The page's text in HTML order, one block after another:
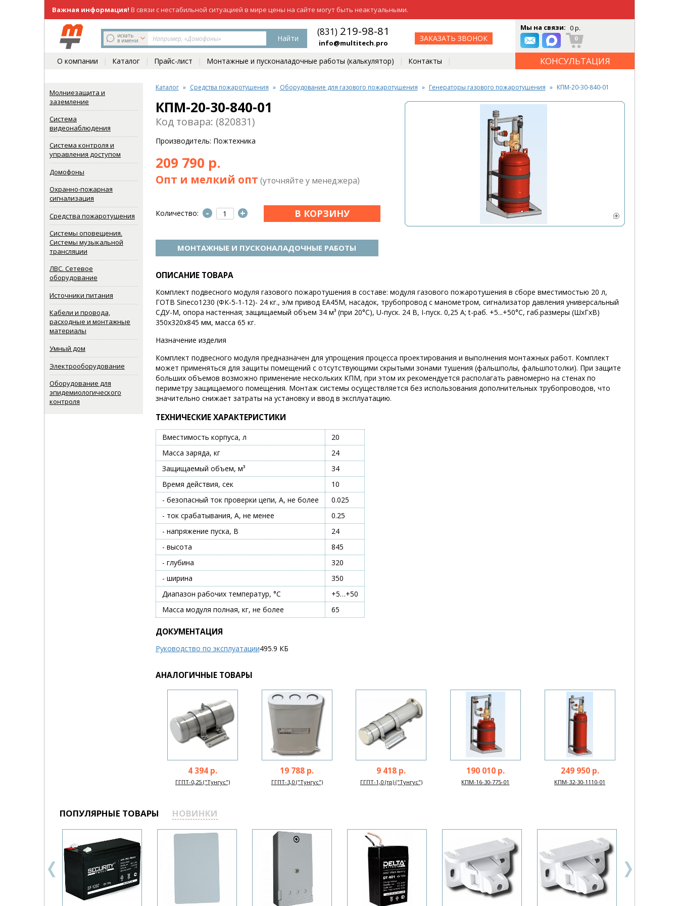
Важная информация! В связи с нестабильной ситуацией в мире цены на сайте могут быть неактуальными.
(831)219-98-81
искать
в имени Найти
(831) 219-98-81
info@multitech.pro
ЗАКАЗАТЬ ЗВОНОК
Мы на связи: 0 р.
0
О компании Каталог Прайс-лист Монтажные и пусконаладочные работы (калькулятор) Контакты
КОНСУЛЬТАЦИЯ
Молниезащита и
заземление
Система
видеонаблюдения
Система контроля и
управления доступом
Домофоны
Охранно-пожарная
сигнализация
Средства пожаротушения
Системы оповещения.
Системы музыкальной
трансляции
ЛВС. Сетевое
оборудование
Источники питания
Кабели и провода,
расходные и монтажные
материалы
Умный дом
Электрооборудование
Оборудование для
эпидемиологического
контроля
Каталог Средства пожаротушения Оборудование для газового пожаротушения Генераторы газового пожаротушения КПМ-20-30-840-01
КПМ-20-30-840-01
Код товара: (820831)
Производитель: Пожтехника
209 790 р.
Опт и мелкий опт (уточняйте у менеджера)
Количество: - +
МОНТАЖНЫЕ И ПУСКОНАЛАДОЧНЫЕ РАБОТЫ
ОПИСАНИЕ ТОВАРА
Комплект подвесного модуля газового пожаротушения в составе: модуля газового пожаротушения в сборе вместимостью 20 л,
ГОТВ Sineco1230 (ФК-5-1-12)- 24 кг., э/м привод EA45М, насадок, трубопровод с манометром, сигнализатор давления универсальный
СДУ-М, опора настенная; защищаемый объем 34 м³ (при 20°C), U-пуск. 24 В, I-пуск. 0,25 А; t-раб. +5...+50°C, габ.размеры (ШхГхВ)
350х320х845 мм, масса 65 кг.
Назначение изделия
Комплект подвесного модуля предназначен для упрощения процесса проектирования и выполнения монтажных работ. Комплект
может применяться для защиты помещений с отсутствующими скрытыми зонами тушения (фальшполы, фальшпотолки). При защите
больших объемов возможно применение нескольких КПМ, при этом их рекомендуется располагать равномерно на стенах по
периметру защищаемого помещения. Монтаж системы осуществляется без использования дополнительных трубопроводов, что
значительно снижает затраты на установку и ввод в эксплуатацию.
ТЕХНИЧЕСКИЕ ХАРАКТЕРИСТИКИ
Вместимость корпуса, л
20
Масса заряда, кг
24
Защищаемый объем, м³
34
Время действия, сек
10
- безопасный ток проверки цепи, А, не более
0.025
- ток срабатывания, А, не менее
0.25
- напряжение пуска, В
24
- высота
845
- глубина
320
- ширина
350
Диапазон рабочих температур, °С
+5…+50
Масса модуля полная, кг, не более
65
ДОКУМЕНТАЦИЯ
Руководство по эксплуатации495.9 КБ
АНАЛОГИЧНЫЕ ТОВАРЫ
4 394 р.
ГГПТ-0,25 ("Тунгус")
19 788 р.
ГГПТ-3,0 ("Тунгус")
9 418 р.
ГГПТ-1,0 (тр) ("Тунгус")
190 010 р.
КПМ-16-30-775-01
249 950 р.
КПМ-32-30-1110-01
ПОПУЛЯРНЫЕ ТОВАРЫ НОВИНКИ
Next